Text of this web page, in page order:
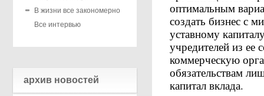
В жизни все закономерно
Все интервью
архив новостей
оптимальным
создать бизнес с
уставному
учредителей из ее
коммерческую
обязательствам
капитал вклада.